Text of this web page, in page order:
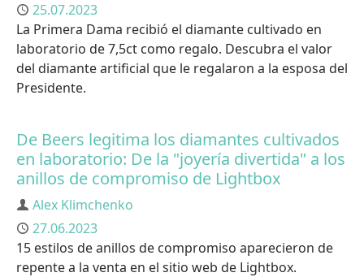
Publicado
25.07.2023
La Primera Dama recibió el diamante cultivado en
laboratorio de 7,5ct como regalo. Descubra el valor
del diamante artificial que le regalaron a la esposa del
Presidente.
De Beers legitima los diamantes cultivados
en laboratorio: De la "joyería divertida" a los
anillos de compromiso de Lightbox
Autor
Alex Klimchenko
Publicado
27.06.2023
15 estilos de anillos de compromiso aparecieron de
repente a la venta en el sitio web de Lightbox.